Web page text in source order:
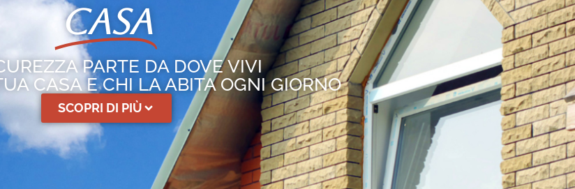
SCOPRI DI PIÙ
CASA
PARTE DA DOVE VIVI
CASA E CHI LA ABITA OGNI GIORNO